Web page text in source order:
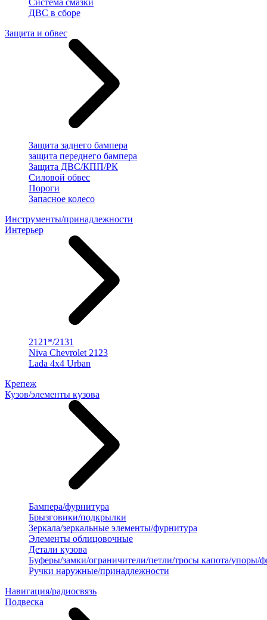
Система смазки
ДВС в сборе
Защита и обвес
Защита заднего бампера
защита переднего бампера
Защита ДВС/КПП/РК
Силовой обвес
Пороги
Запасное колесо
Инструменты/принадлежности
Интерьер
2121*/2131
Niva Chevrolet 2123
Lada 4x4 Urban
Крепеж
Кузов/элементы кузова
Бампера/фурнитура
Брызговики/подкрылки
Зеркала/зеркальные элементы/фурнитура
Элементы облицовочные
Детали кузова
Буферы/замки/ограничители/петли/тросы капота/упоры/
Ручки наружные/принадлежности
Навигация/радиосвязь
Подвеска